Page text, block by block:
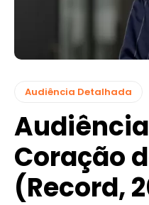
Audiência Detalhada
Coração
(Record,